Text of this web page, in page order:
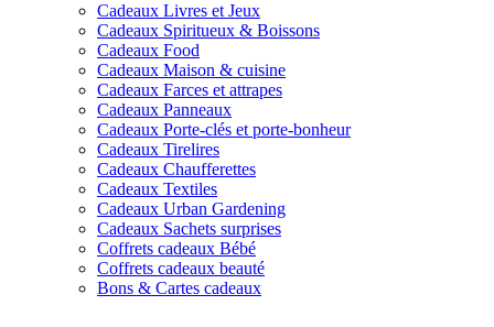
Cadeaux Livres et Jeux
Cadeaux Spiritueux & Boissons
Cadeaux Food
Cadeaux Maison & cuisine
Cadeaux Farces et attrapes
Cadeaux Panneaux
Cadeaux Porte-clés et porte-bonheur
Cadeaux Tirelires
Cadeaux Chaufferettes
Cadeaux Textiles
Cadeaux Urban Gardening
Cadeaux Sachets surprises
Coffrets cadeaux Bébé
Coffrets cadeaux beauté
Bons & Cartes cadeaux